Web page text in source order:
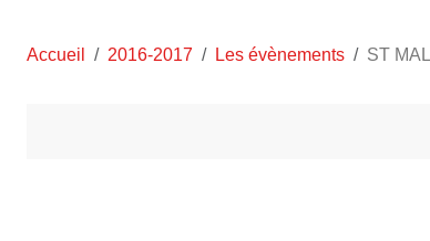
Accueil 2016-2017 Les évènements ST